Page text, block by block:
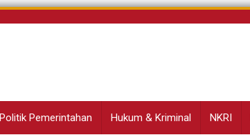
Politik Pemerintahan Hukum & Kriminal NKRI